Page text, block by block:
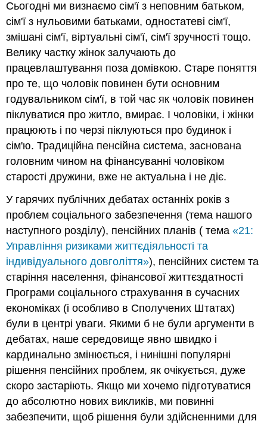
Сьогодні ми визнаємо сім'ї з неповним батьком,
сім'ї з нульовими батьками, одностатеві сім'ї,
змішані сім'ї, віртуальні сім'ї, сім'ї зручності тощо.
Велику частку жінок залучають до
працевлаштування поза домівкою. Старе поняття
про те, що чоловік повинен бути основним
годувальником сім'ї, в той час як чоловік повинен
піклуватися про житло, вмирає. І чоловіки, і жінки
працюють і по черзі піклуються про будинок і
сім'ю. Традиційна пенсійна система, заснована
головним чином на фінансуванні чоловіком
старості дружини, вже не актуальна і не діє.
У гарячих публічних дебатах останніх років з
проблем соціального забезпечення (тема нашого
наступного розділу), пенсійних планів ( тема«21:
Управління ризиками життєдіяльності та
індивідуального довголіття»), пенсійних систем та
старіння населення, фінансової життєздатності
Програми соціального страхування в сучасних
економіках (і особливо в Сполучених Штатах)
були в центрі уваги. Якими б не були аргументи в
дебатах, наше середовище явно швидко і
кардинально змінюється, і нинішні популярні
рішення пенсійних проблем, як очікується, дуже
скоро застаріють. Якщо ми хочемо підготуватися
до абсолютно нових викликів, ми повинні
забезпечити, щоб рішення були здійсненними для